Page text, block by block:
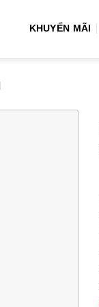
KHUYẾN MÃI